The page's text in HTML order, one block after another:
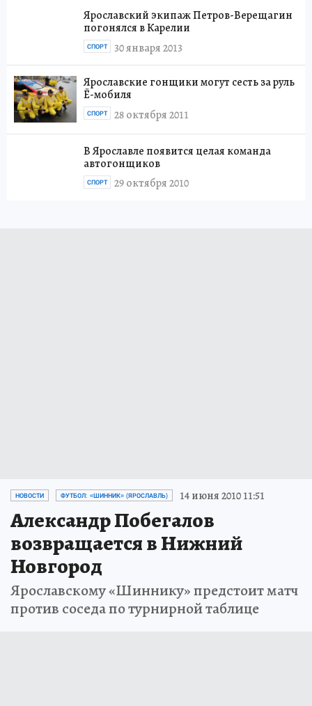
Ярославский экипаж Петров-Верещагин
погонялся в Карелии
30 января 2013
СПОРТ
Ярославские гонщики могут сесть за руль
Ё-мобиля
28 октября 2011
СПОРТ
В Ярославле появится целая команда
автогонщиков
29 октября 2010
СПОРТ
НОВОСТИ ФУТБОЛ: «ШИННИК» (ЯРОСЛАВЛЬ) 14 июня 2010 11:51
Александр Побегалов
возвращается в Нижний
Новгород
Ярославскому «Шиннику» предстоит матч
против соседа по турнирной таблице